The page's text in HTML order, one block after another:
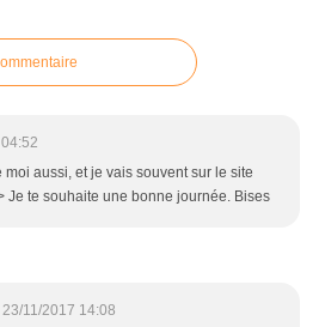
aussi, et je vais souvent sur le site
Je te souhaite une bonne journée. Bises
23/11/2017 14:08